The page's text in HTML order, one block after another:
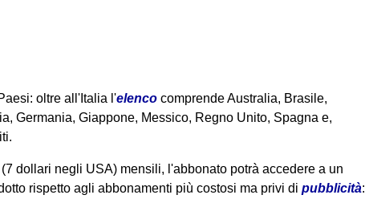
oltre all'Italia l'elencocomprende Australia, Brasile,
Germania, Giappone, Messico, Regno Unito, Spagna e,
(7 dollari negli USA) mensili, l'abbonato potrà accedere a un
rispetto agli abbonamenti più costosi ma privi di pubblicità: